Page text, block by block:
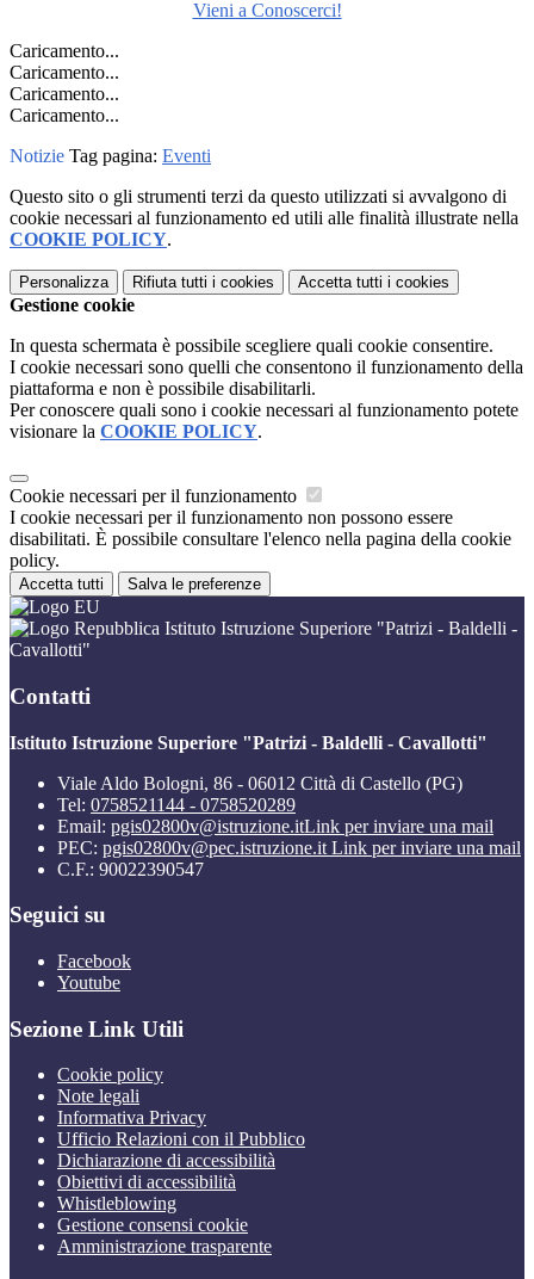
Vieni a Conoscerci!
Caricamento...
Caricamento...
Caricamento...
Caricamento...
Notizie Tag pagina: Eventi
Questo sito o gli strumenti terzi da questo utilizzati si avvalgono di
cookie necessari al funzionamento ed utili alle finalità illustrate nella
COOKIE POLICY.
Personalizza Rifiuta tutti i cookies Accetta tutti i cookies
Gestione cookie
In questa schermata è possibile scegliere quali cookie consentire.
I cookie necessari sono quelli che consentono il funzionamento della
piattaforma e non è possibile disabilitarli.
Per conoscere quali sono i cookie necessari al funzionamento potete
visionare la COOKIE POLICY.
Cookie necessari per il funzionamento
I cookie necessari per il funzionamento non possono essere
disabilitati. È possibile consultare l'elenco nella pagina della cookie
policy.
Accetta tutti Salva le preferenze
Istituto Istruzione Superiore "Patrizi - Baldelli -
Cavallotti"
Contatti
Istituto Istruzione Superiore "Patrizi - Baldelli - Cavallotti"
Viale Aldo Bologni, 86 - 06012 Città di Castello (PG)
Tel: 0758521144 - 0758520289
Email: pgis02800v@istruzione.itLink per inviare una mail
PEC: pgis02800v@pec.istruzione.it Link per inviare una mail
C.F.: 90022390547
Seguici su
Facebook
Youtube
Sezione Link Utili
Cookie policy
Note legali
Informativa Privacy
Ufficio Relazioni con il Pubblico
Dichiarazione di accessibilità
Obiettivi di accessibilità
Whistleblowing
Gestione consensi cookie
Amministrazione trasparente